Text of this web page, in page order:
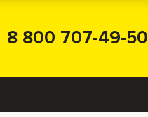
8 800 707-49-50